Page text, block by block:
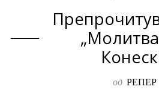
од РЕПЕР